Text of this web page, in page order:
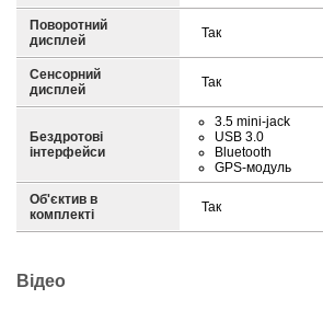
Поворотний
дисплей
Так
Сенсорний
дисплей
Так
Бездротові
інтерфейси
3.5 mini-jack
USB 3.0
Bluetooth
GPS-модуль
Об'єктив в
комплекті
Так
Відео